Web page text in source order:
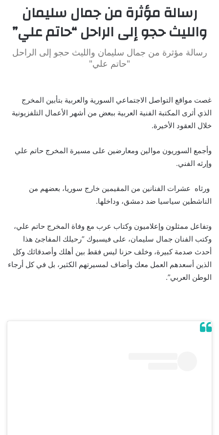
رسالة مؤثرة من جمال سليمان
والليث حجو إلى الراحل “حاتم علي”
رسالة مؤثرة من جمال سليمان والليث حجو إلى الراحل
"حاتم علي"
غصت مواقع التواصل الاجتماعي السورية والعربية بتأبين المخرج
الذي أثرى المكتبة الفنية العربية ببعض من أشهر الأعمال التلفزيونية
خلال العقود الأخيرة.
وأجمع السوريون موالين ومعارضين على مسيرة المخرج حاتم علي
وإرثه الفني.
ورثاه عشرات الفنانين من المقيمين خارج سوريا، بعضهم من
الناشطين سياسيا ضد دمشق، وداخلها.
وتفاعل ممثلون وإعلاميون وكتاب عرب مع وفاة المخرج حاتم علي،
وكتب الفنان جمال سليمان، على فيسبوك “رحيلك المفاجئ هذا
أحدث صدمة كبيرة، وخلف حزنا ليس فقط بين أهلك وأصدقائك وكل
الذين أسعدهم العمل معك وأضاف لمسيرتهم الكثير، بل في كل أرجاء
الوطن العربي”.